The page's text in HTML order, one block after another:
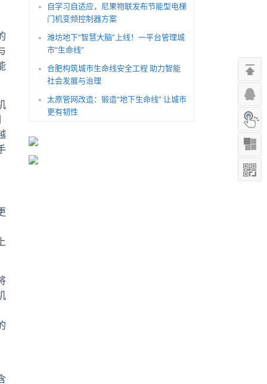
自学习自适应，尼果物联发布节能型电梯
门机变频控制器方案
潍坊地下“智慧大脑”上线！一平台管理城
市“生命线”
合肥构筑城市生命线安全工程 助力智能
社会发展与治理
太原管网改造：锻造“地下生命线” 让城市
更有韧性